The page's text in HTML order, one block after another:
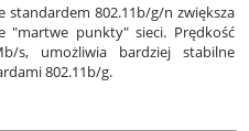
standardem 802.11b/g/n zwiększa
"martwe punkty" sieci. Prędkość
s, umożliwia bardziej stabilne
802.11b/g.